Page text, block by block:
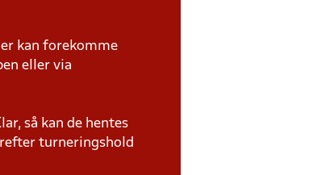
kan forekomme
eller via
så kan de hentes
turneringshold